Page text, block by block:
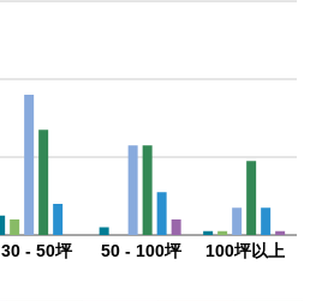
30 - 50坪 50 - 100坪 100坪以上